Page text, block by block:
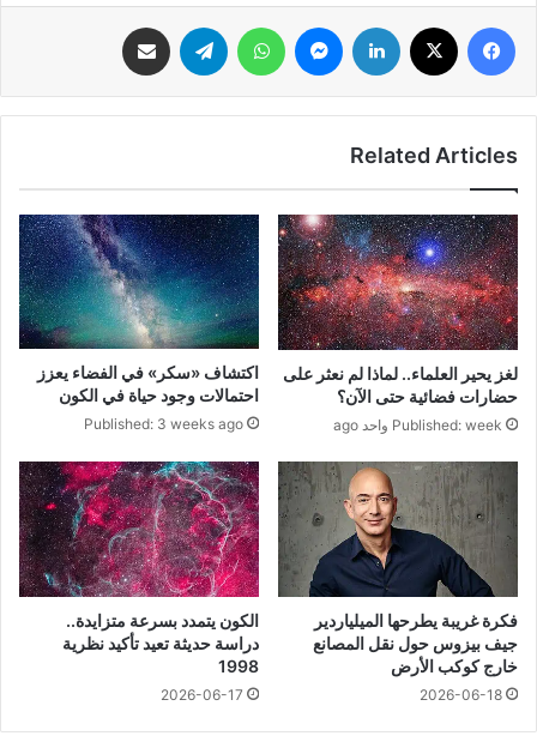
فيسبوك لينكدإن ماسنجر واتساب تيلقرام
Related Articles
لغز يحير العلماء.. لماذا لم نعثر على
حضارات فضائية حتى الآن؟
Published: week واحد ago
اكتشاف «سكر» في الفضاء يعزز
احتمالات وجود حياة في الكون
Published: 3 weeks ago
فكرة غريبة يطرحها الميلياردير
جيف بيزوس حول نقل المصانع
خارج كوكب الأرض
2026-06-18
الكون يتمدد بسرعة متزايدة..
دراسة حديثة تعيد تأكيد نظرية
1998
2026-06-17